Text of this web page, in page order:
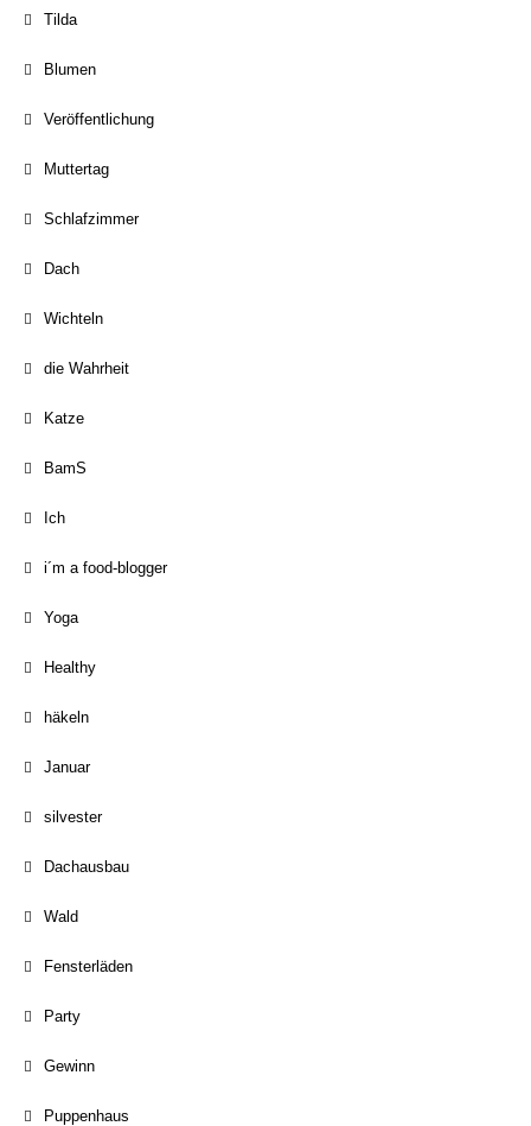
Tilda
Blumen
Veröffentlichung
Muttertag
Schlafzimmer
Dach
Wichteln
die Wahrheit
Katze
BamS
Ich
i´m a food-blogger
Yoga
Healthy
häkeln
Januar
silvester
Dachausbau
Wald
Fensterläden
Party
Gewinn
Puppenhaus